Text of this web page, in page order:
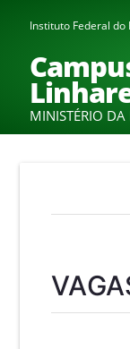
Instituto Federal do
MINISTÉRIO DA